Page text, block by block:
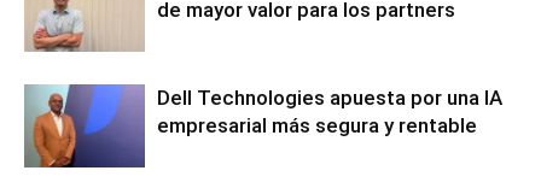
de mayor valor para los partners
Dell Technologies apuesta por una IA
empresarial más segura y rentable